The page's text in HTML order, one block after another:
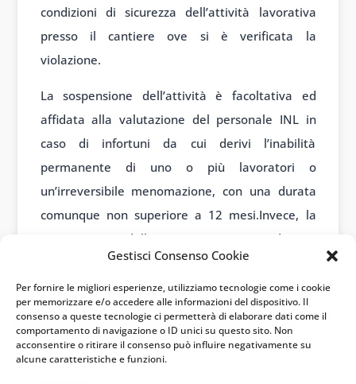
Gestisci Consenso Cookie
Per fornire le migliori esperienze, utilizziamo tecnologie come i cookie
per memorizzare e/o accedere alle informazioni del dispositivo. Il
consenso a queste tecnologie ci permetterà di elaborare dati come il
comportamento di navigazione o ID unici su questo sito. Non
acconsentire o ritirare il consenso può influire negativamente su
alcune caratteristiche e funzioni.
condizioni di sicurezza dell’attività lavorativa
presso il cantiere ove si è verificata la
violazione.
La sospensione dell’attività è facoltativa ed
affidata alla valutazione del personale INL in
caso di infortuni da cui derivi l’inabilità
permanente di uno o più lavoratori o
un’irreversibile menomazione, con una durata
comunque non superiore a 12 mesi.Invece, la
sospensione della patente a crediti è
obbligatoria in caso di infortuni da cui derivi la
morte di uno o più lavoratori imputabile al
datore di lavoro, o ad altri suoi stretti
collaboratori specificamente indicati, almeno a
titolo di colpa grave. In questo caso, la durata